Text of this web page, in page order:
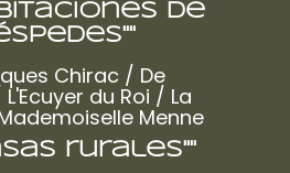
de
Chirac / De
du Roi / La
Menne
rurales""